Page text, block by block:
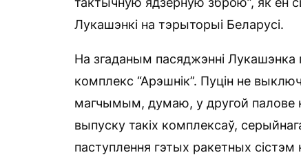
Лукашэнкі на тэрыторыі Беларусі.
На згаданым пасяджэнні Лукашэнка
комплекс “Арэшнік”. Пуцін не
магчымым, думаю, у другой палове
выпуску такіх комплексаў,
паступлення гэтых ракетных сістэм